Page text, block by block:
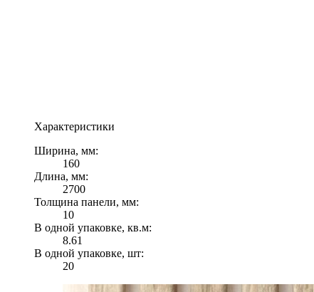
Характеристики
Ширина, мм:
160
Длина, мм:
2700
Толщина панели, мм:
10
В одной упаковке, кв.м:
8.61
В одной упаковке, шт:
20